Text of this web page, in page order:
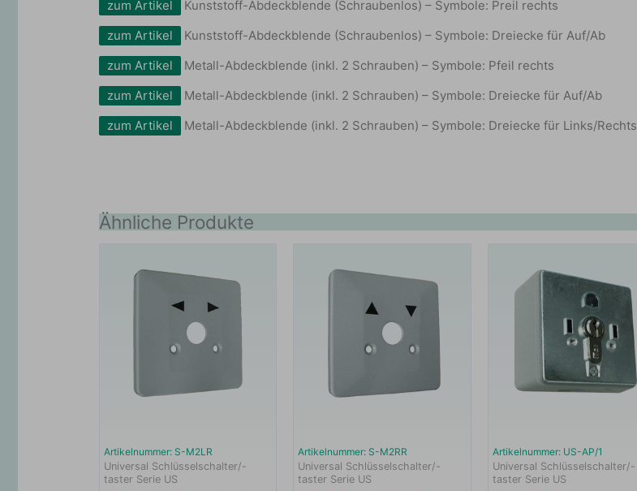
zum Artikel
Kunststoff-Abdeckblende (Schraubenlos) – Symbole: Preil rechts
zum Artikel
Kunststoff-Abdeckblende (Schraubenlos) – Symbole: Dreiecke für Auf/Ab
zum Artikel
Metall-Abdeckblende (inkl. 2 Schrauben) – Symbole: Pfeil rechts
zum Artikel
Metall-Abdeckblende (inkl. 2 Schrauben) – Symbole: Dreiecke für Auf/Ab
zum Artikel
Metall-Abdeckblende (inkl. 2 Schrauben) – Symbole: Dreiecke für Links/Rechts
Ähnliche Produkte
Artikelnummer: S-M2LR
Universal Schlüsselschalter/-
taster Serie US
Artikelnummer: S-M2RR
Universal Schlüsselschalter/-
taster Serie US
Artikelnummer: US-AP/1
Universal Schlüsselschalter/-
taster Serie US